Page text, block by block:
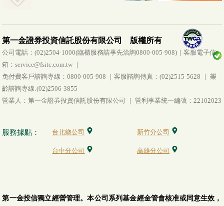
第一金證券投資信託股份有限公司 版權所有
公司電話：(02)2504-1000(臨櫃服務請事先洽詢0800-005-908)｜客服電子信
箱：service@fsitc.com.tw ｜
免付費客戶諮詢專線：0800-005-908 ｜客服諮詢傳真：(02)2515-5628 ｜ 樂
齡諮詢專線:(02)2506-3855
營業人：第一金證券投資信託股份有限公司 ｜ 營利事業統一編號：22102023
服務據點： 台北總公司 新竹分公司
台中分公司 高雄分公司
第一金投信獨立經營管理。本公司系列基金經金管會核准或同意生效，